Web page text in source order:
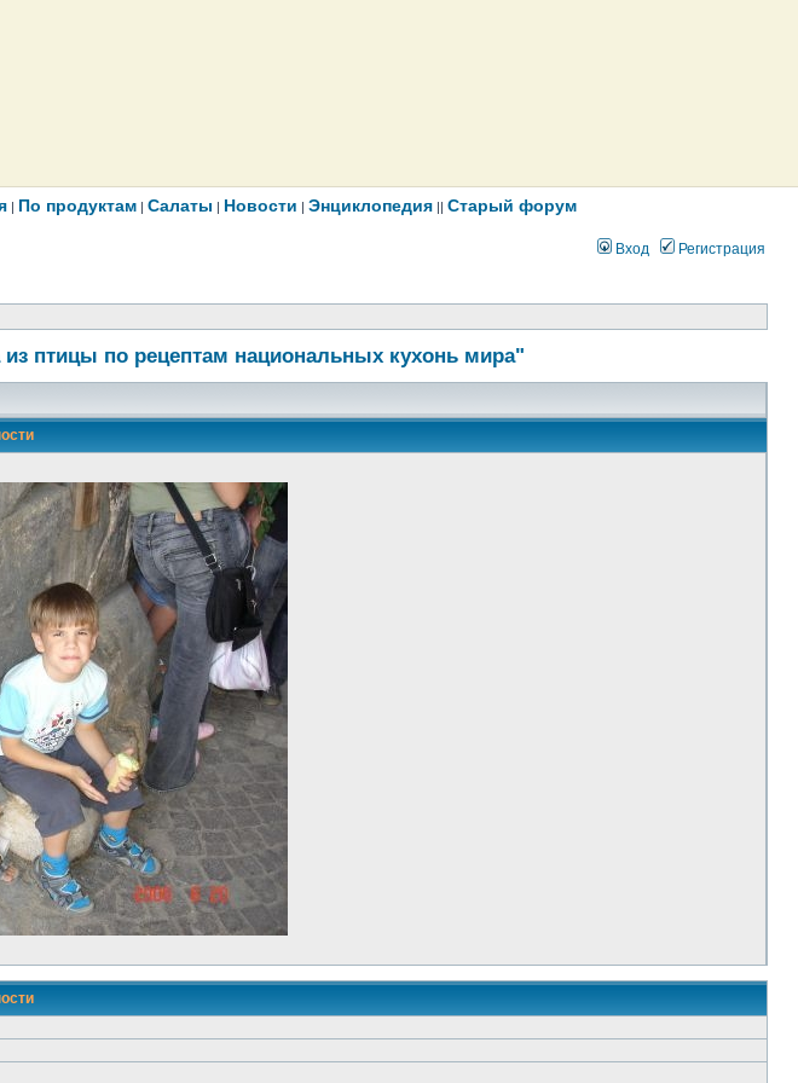
| По продуктам | Салаты | Новости | Энциклопедия || Старый форум
Вход Регистрация
птицы по рецептам национальных кухонь мира"